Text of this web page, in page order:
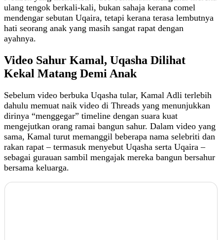
ulang tengok berkali‑kali, bukan sahaja kerana comel
mendengar sebutan Uqaira, tetapi kerana terasa lembutnya
hati seorang anak yang masih sangat rapat dengan
ayahnya.
Video Sahur Kamal, Uqasha Dilihat
Kekal Matang Demi Anak
Sebelum video berbuka Uqasha tular, Kamal Adli terlebih
dahulu memuat naik video di Threads yang menunjukkan
dirinya “menggegar” timeline dengan suara kuat
mengejutkan orang ramai bangun sahur. Dalam video yang
sama, Kamal turut memanggil beberapa nama selebriti dan
rakan rapat – termasuk menyebut Uqasha serta Uqaira –
sebagai gurauan sambil mengajak mereka bangun bersahur
bersama keluarga.